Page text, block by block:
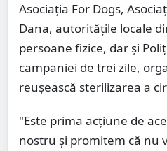
Asociația For Dogs,
Dana, autoritățile locale
persoane fizice, dar și
campaniei de trei zile,
reușească sterilizarea a
"Este prima acțiune de
nostru și promitem că nu